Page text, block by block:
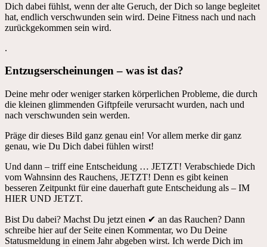
Dich dabei fühlst, wenn der alte Geruch, der Dich so lange begleitet
hat, endlich verschwunden sein wird. Deine Fitness nach und nach
zurückgekommen sein wird.
.
Entzugserscheinungen – was ist das?
Deine mehr oder weniger starken körperlichen Probleme, die durch
die kleinen glimmenden Giftpfeile verursacht wurden, nach und
nach verschwunden sein werden.
Präge dir dieses Bild ganz genau ein! Vor allem merke dir ganz
genau, wie Du Dich dabei fühlen wirst!
Und dann – triff eine Entscheidung … JETZT! Verabschiede Dich
vom Wahnsinn des Rauchens, JETZT! Denn es gibt keinen
besseren Zeitpunkt für eine dauerhaft gute Entscheidung als – IM
HIER UND JETZT.
Bist Du dabei? Machst Du jetzt einen ✔ an das Rauchen? Dann
schreibe hier auf der Seite einen Kommentar, wo Du Deine
Statusmeldung in einem Jahr abgeben wirst. Ich werde Dich im